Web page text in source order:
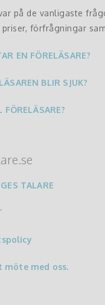
på de vanligaste
priser, förfrågningar
EN FÖRELÄSARE?
BLIR SJUK?
FÖRELÄSARE?
TALARE
möte med oss.